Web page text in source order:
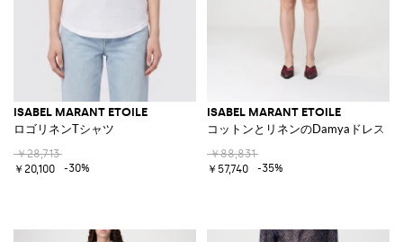
ISABEL MARANT ETOILE
ロゴリネンTシャツ
￥28,713
￥20,100
-30%
ISABEL MARANT ETOILE
コットンとリネンのDamyaドレス
￥88,831
￥57,740
-35%